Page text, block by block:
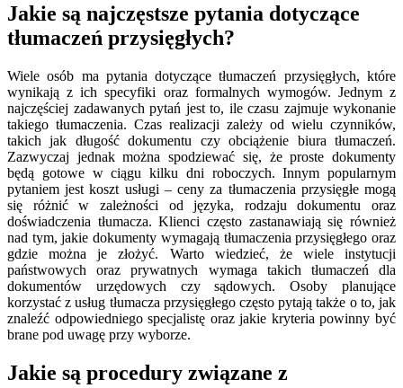
Jakie są najczęstsze pytania dotyczące
tłumaczeń przysięgłych?
Wiele osób ma pytania dotyczące tłumaczeń przysięgłych, które
wynikają z ich specyfiki oraz formalnych wymogów. Jednym z
najczęściej zadawanych pytań jest to, ile czasu zajmuje wykonanie
takiego tłumaczenia. Czas realizacji zależy od wielu czynników,
takich jak długość dokumentu czy obciążenie biura tłumaczeń.
Zazwyczaj jednak można spodziewać się, że proste dokumenty
będą gotowe w ciągu kilku dni roboczych. Innym popularnym
pytaniem jest koszt usługi – ceny za tłumaczenia przysięgłe mogą
się różnić w zależności od języka, rodzaju dokumentu oraz
doświadczenia tłumacza. Klienci często zastanawiają się również
nad tym, jakie dokumenty wymagają tłumaczenia przysięgłego oraz
gdzie można je złożyć. Warto wiedzieć, że wiele instytucji
państwowych oraz prywatnych wymaga takich tłumaczeń dla
dokumentów urzędowych czy sądowych. Osoby planujące
korzystać z usług tłumacza przysięgłego często pytają także o to, jak
znaleźć odpowiedniego specjalistę oraz jakie kryteria powinny być
brane pod uwagę przy wyborze.
Jakie są procedury związane z